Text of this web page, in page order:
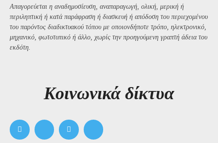
Απαγορεύεται η αναδημοσίευση, αναπαραγωγή, ολική, μερική ή
περιληπτική ή κατά παράφραση ή διασκευή ή απόδοση του περιεχομένου
του παρόντος διαδικτυακού τόπου με οποιονδήποτε τρόπο, ηλεκτρονικό,
μηχανικό, φωτοτυπικό ή άλλο, χωρίς την προηγούμενη γραπτή άδεια του
εκδότη.
Kοινωνικά δίκτυα